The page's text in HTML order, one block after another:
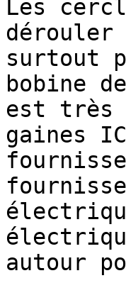
Les
surtout
bobine
est très
gaines
autour